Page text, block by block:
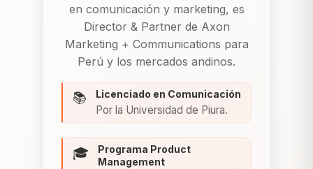
en comunicación y marketing, es
Director & Partner de Axon
Marketing + Communications para
Perú y los mercados andinos.
📚 Licenciado en Comunicación
Por la Universidad de Piura.
🎓
Programa Product
Management